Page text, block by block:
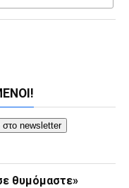
θυμόμαστε»